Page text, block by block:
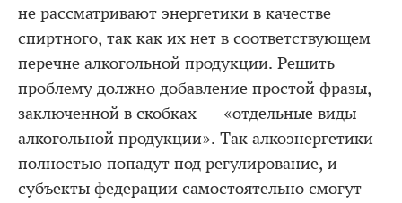
не рассматривают энергетики в качестве
спиртного, так как их нет в соответствующем
перечне алкогольной продукции. Решить
проблему должно добавление простой фразы,
заключенной в скобках — «отдельные виды
алкогольной продукции». Так алкоэнергетики
полностью попадут под регулирование, и
субъекты федерации самостоятельно смогут